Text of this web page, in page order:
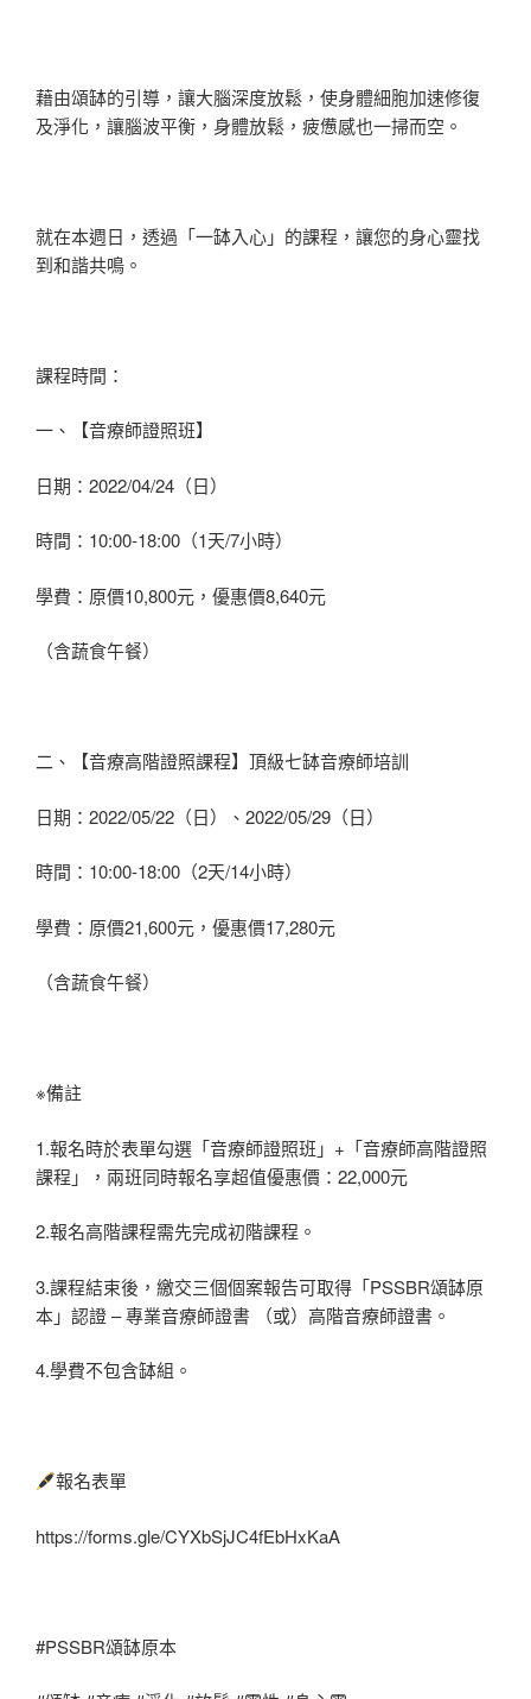
藉由頌缽的引導，讓大腦深度放鬆，使身體細胞加速修復
及淨化，讓腦波平衡，身體放鬆，疲憊感也一掃而空。
就在本週日，透過「一缽入心」的課程，讓您的身心靈找
到和諧共鳴。
課程時間：
一、【音療師證照班】
日期：2022/04/24（日）
時間：10:00-18:00（1天/7小時）
學費：原價10,800元，優惠價8,640元
（含蔬食午餐）
二、【音療高階證照課程】頂級七缽音療師培訓
日期：2022/05/22（日）、2022/05/29（日）
時間：10:00-18:00（2天/14小時）
學費：原價21,600元，優惠價17,280元
（含蔬食午餐）
※備註
1.報名時於表單勾選「音療師證照班」+「音療師高階證照
課程」，兩班同時報名享超值優惠價：22,000元
2.報名高階課程需先完成初階課程。
3.課程結束後，繳交三個個案報告可取得「PSSBR頌缽原
本」認證 – 專業音療師證書 （或）高階音療師證書。
4.學費不包含缽組。
報名表單
https://forms.gle/CYXbSjJC4fEbHxKaA
#PSSBR頌缽原本